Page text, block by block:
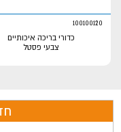
100100120
כדורי בריכה איכותיים
צבעי פסטל